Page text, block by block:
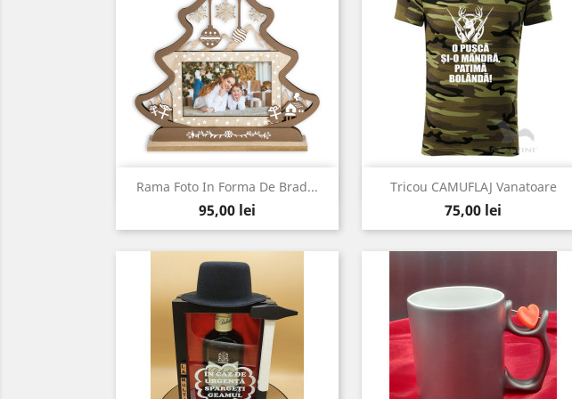
Rama Foto In Forma De Brad...
Pret
95,00 lei
Vizualizare rapida Tricou CAMUFLAJ Vanatoare
Pret
75,00 lei
Vizualizare rapida